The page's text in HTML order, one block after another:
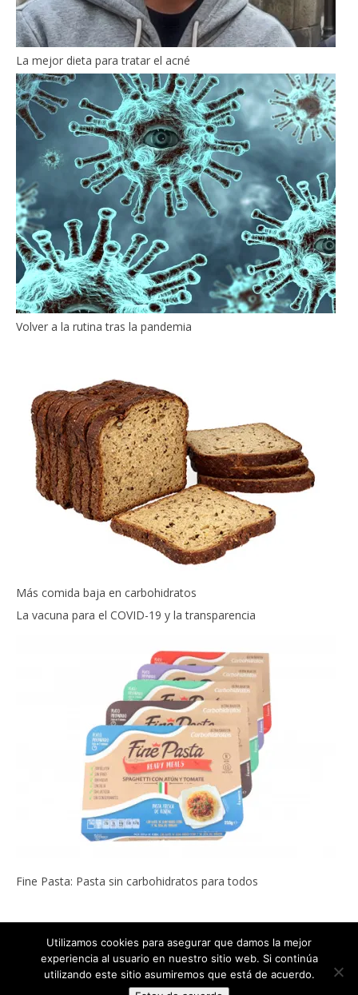
La mejor dieta para tratar el acné
Volver a la rutina tras la pandemia
Más comida baja en carbohidratos
La vacuna para el COVID-19 y la transparencia
Fine Pasta: Pasta sin carbohidratos para todos
Copyright © 2022 ADELGAZAR SIN MILAGROS por Carlos Abehsera
Todos los derechos reservados.
Utilizamos cookies para asegurar que damos la mejor
experiencia al usuario en nuestro sitio web. Si continúa
utilizando este sitio asumiremos que está de acuerdo.